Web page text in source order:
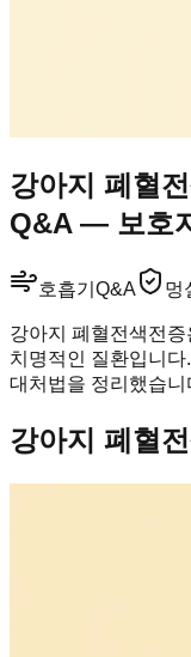
강아지 폐혈
Q&A — 보호
호흡기 Q&A 멍
강아지 폐혈전색전
치명적인 질환입니
대처법을 정리했습니
강아지 폐혈